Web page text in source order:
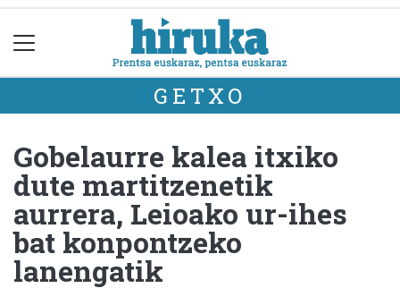
GETXO
Gobelaurre kalea itxiko
dute martitzenetik
aurrera, Leioako ur-ihes
bat konpontzeko
lanengatik